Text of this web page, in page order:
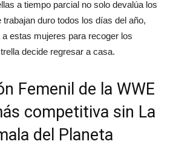
a tiempo parcial no solo devalúa los
trabajan duro todos los días del año,
estas mujeres para recoger los
decide regresar a casa.
Femenil de la WWE
competitiva sin La
del Planeta